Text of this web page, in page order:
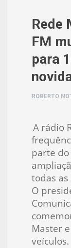
Rede
FM
para
ROBERTO
A rádio
parte do
todas
O
Master
veículos.